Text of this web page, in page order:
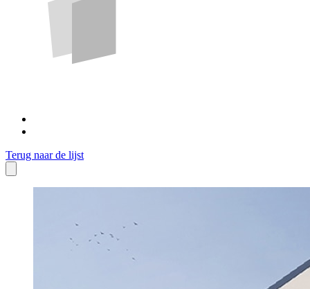
Terug naar de lijst